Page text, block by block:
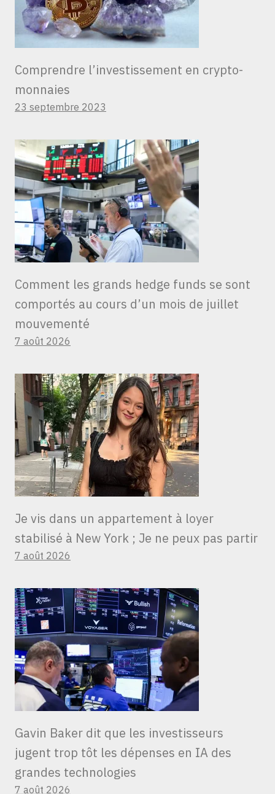
Comprendre l’investissement en crypto-
monnaies
23 septembre 2023
Comment les grands hedge funds se sont
comportés au cours d’un mois de juillet
mouvementé
7 août 2026
Je vis dans un appartement à loyer
stabilisé à New York ; Je ne peux pas partir
7 août 2026
Gavin Baker dit que les investisseurs
jugent trop tôt les dépenses en IA des
grandes technologies
7 août 2026